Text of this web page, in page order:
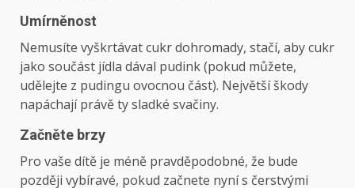
Umírněnost
Nemusíte vyškrtávat cukr dohromady, stačí, aby cukr
jako součást jídla dával pudink (pokud můžete,
udělejte z pudingu ovocnou část). Největší škody
napáchají právě ty sladké svačiny.
Začněte brzy
Pro vaše dítě je méně pravděpodobné, že bude
později vybíravé, pokud začnete nyní s čerstvými